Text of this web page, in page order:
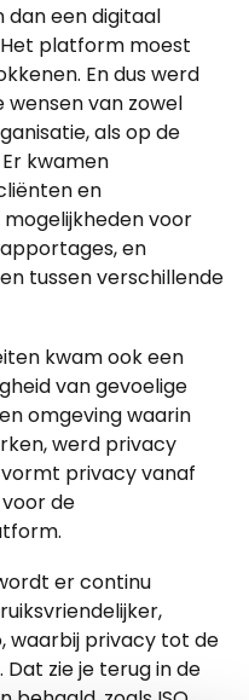
dan een digitaal
Het platform moest
En dus werd
van zowel
als op de
kwamen
en
voor
en
tussen verschillende
kwam ook een
van gevoelige
omgeving waarin
werd privacy
privacy vanaf
de
er continu
waarbij privacy tot de
zie je terug in de